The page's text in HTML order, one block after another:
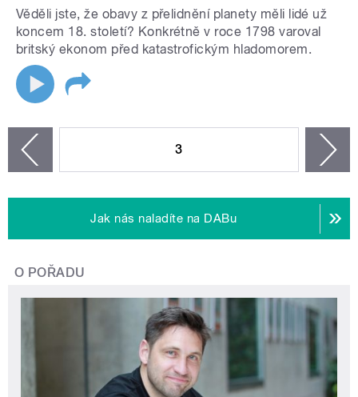
Věděli jste, že obavy z přelidnění planety měli lidé už
koncem 18. století? Konkrétně v roce 1798 varoval
britský ekonom před katastrofickým hladomorem.
3
Jak nás naladíte na DABu
O POŘADU